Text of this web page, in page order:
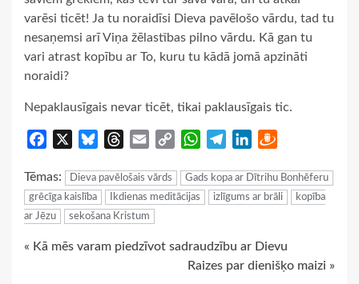
varēsi ticēt! Ja tu noraidīsi Dieva pavēlošo vārdu, tad tu
nesaņemsi arī Viņa žēlastības pilno vārdu. Kā gan tu
vari atrast kopību ar To, kuru tu kādā jomā apzināti
noraidi?
Nepaklausīgais nevar ticēt, tikai paklausīgais tic.
Facebook BlueskyThreads
Email
Copy
WhatsApp
TelegramLinkedIn
Tēmas: Dieva pavēlošais vārds
Gads kopa ar Dītrihu Bonhēferu
grēcīga kaislība
Ikdienas meditācijas izlīgums ar brāli
kopība
ar Jēzu
sekošana Kristum
Continue
« Kā mēs varam piedzīvot sadraudzību ar Dievu
Raizes par dienišķo maizi »